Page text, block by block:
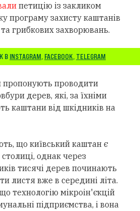
петицію із закликом
програму захисту каштанів
грибкових захворювань.
В INSTAGRAM, FACEBOOK, TELEGRAM
пропонують проводити
дерев, які, за їхніми
каштани від шкідників на
що київський каштан є
однак через
тисячі дерев починають
листя вже в середині літа.
технологію мікроін'єкцій
підприємства, і вона